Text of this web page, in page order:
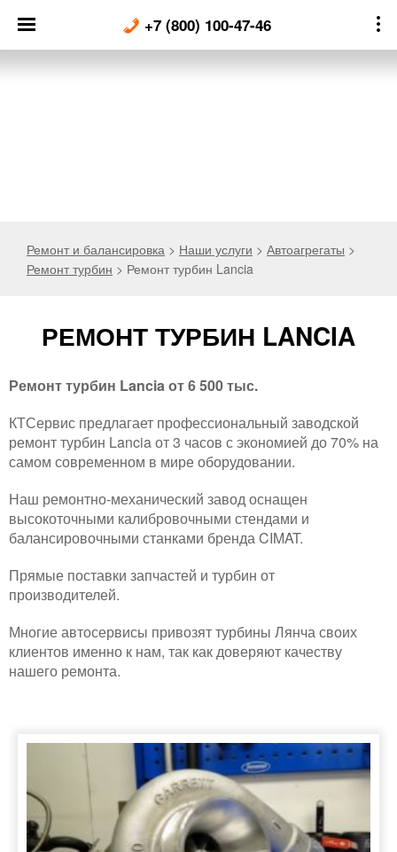
content
+7 (800) 100-47-46
Ремонт и балансировка > Наши услуги > Автоагрегаты >
Ремонт турбин > Ремонт турбин Lancia
РЕМОНТ ТУРБИН LANCIA
Ремонт турбин Lancia от 6 500 тыс.
КТСервис предлагает профессиональный заводской
ремонт турбин Lancia от 3 часов с экономией до 70% на
самом современном в мире оборудовании.
Наш ремонтно-механический завод оснащен
высокоточными калибровочными стендами и
балансировочными станками бренда CIMAT.
Прямые поставки запчастей и турбин от
производителей.
Многие автосервисы привозят турбины Лянча своих
клиентов именно к нам, так как доверяют качеству
нашего ремонта.